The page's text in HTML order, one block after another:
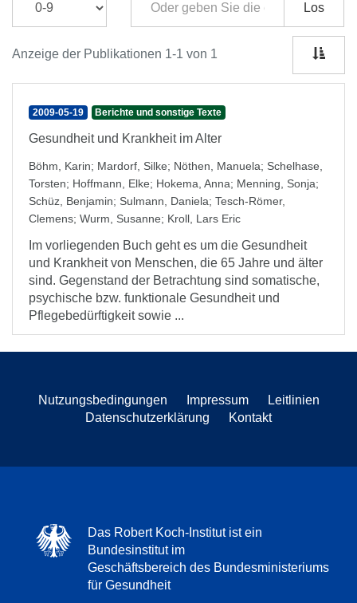
Los
Anzeige der Publikationen 1-1 von 1
2009-05-19 Berichte und sonstige Texte
Gesundheit und Krankheit im Alter
Böhm, Karin; Mardorf, Silke; Nöthen, Manuela; Schelhase,
Torsten; Hoffmann, Elke; Hokema, Anna; Menning, Sonja;
Schüz, Benjamin; Sulmann, Daniela; Tesch-Römer,
Clemens; Wurm, Susanne; Kroll, Lars Eric
Im vorliegenden Buch geht es um die Gesundheit
und Krankheit von Menschen, die 65 Jahre und älter
sind. Gegenstand der Betrachtung sind somatische,
psychische bzw. funktionale Gesundheit und
Pflegebedürftigkeit sowie ...
Nutzungsbedingungen Impressum
Leitlinien
Datenschutzerklärung
Kontakt
Das Robert Koch-Institut ist ein
Bundesinstitut im
Geschäftsbereich des Bundesministeriums
für Gesundheit